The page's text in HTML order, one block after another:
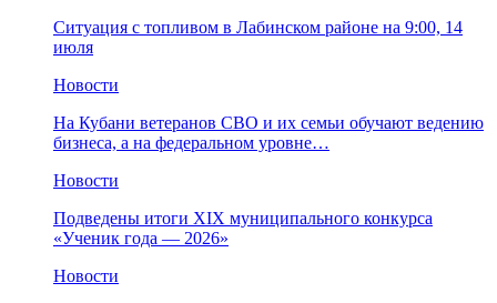
Ситуация с топливом в Лабинском районе на 9:00, 14
июля
Новости
На Кубани ветеранов СВО и их семьи обучают ведению
бизнеса, а на федеральном уровне…
Новости
Подведены итоги XIX муниципального конкурса
«Ученик года — 2026»
Новости